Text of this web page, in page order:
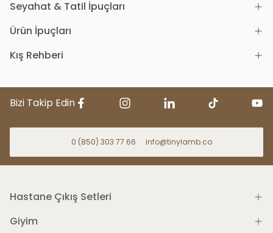
Seyahat & Tatil İpuçları
Ürün İpuçları
Kış Rehberi
Bizi Takip Edin
0 (850) 303 77 66 info@tinylamb.co
Hastane Çıkış Setleri
Giyim